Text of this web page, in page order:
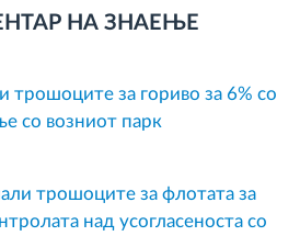
НА ЗНАЕЊЕ
трошоците за гориво за 6% со
со возниот парк
трошоците за флотата за
над усогласеноста со